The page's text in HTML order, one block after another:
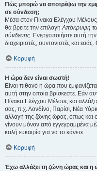
Πώς μπορώ να αποτρέψω την
σε σύνδεση;
Μέσα στον Πίνακα Ελέγχου
θα βρείτε την επιλογήΑπόκρυψη
σύνδεσης. Ενεργοποιήστε αυτή
διαχειριστές, συντονιστές και
Κορυφή
Η ώρα δεν είναι σωστή!
Είναι πιθανό η ώρα που
αυτή στην οποία βρίσκεστε. Εάν
Πίνακα Ελέγχου Μέλους και
σας, π.χ. Λονδίνο, Παρίσι, Νέα
αλλαγή της ζώνης ώρας, όπως και
γίνουν μόνον από εγγεγραμμένα
καλή ευκαιρία για να το κάνετε.
Κορυφή
Έχω αλλάξει τη ζώνη ώρας και η